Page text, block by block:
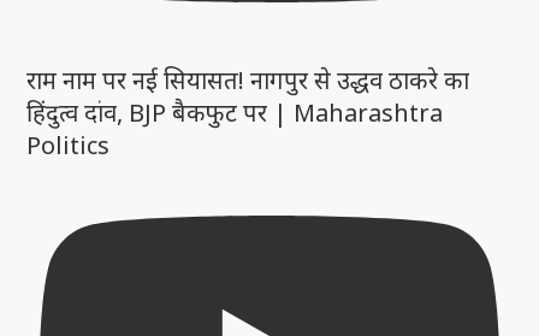
राम नाम पर नई सियासत! नागपुर से उद्धव ठाकरे का
हिंदुत्व दांव, BJP बैकफुट पर | Maharashtra
Politics